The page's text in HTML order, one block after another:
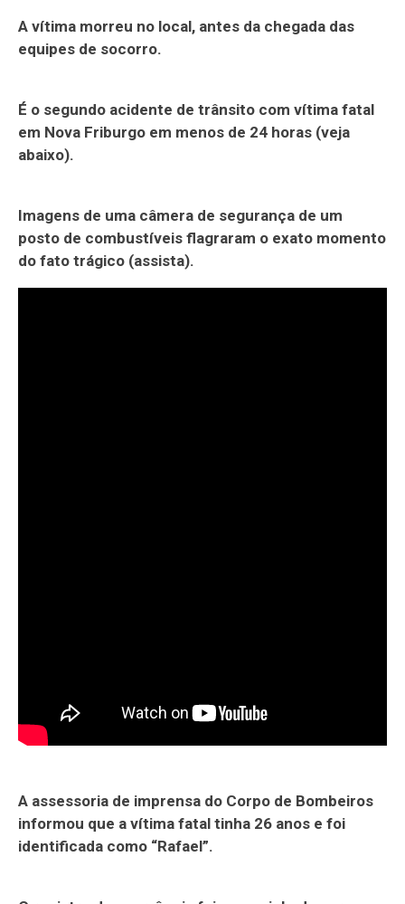
A vítima morreu no local, antes da chegada das
equipes de socorro.
É o segundo acidente de trânsito com vítima fatal
em Nova Friburgo em menos de 24 horas (veja
abaixo).
Imagens de uma câmera de segurança de um
posto de combustíveis flagraram o exato momento
do fato trágico (assista).
A assessoria de imprensa do Corpo de Bombeiros
informou que a vítima fatal tinha 26 anos e foi
identificada como “Rafael”.